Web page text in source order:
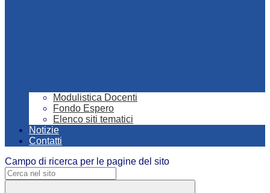
Modulistica Docenti
Fondo Espero
Elenco siti tematici
Notizie
Contatti
Campo di ricerca per le pagine del sito